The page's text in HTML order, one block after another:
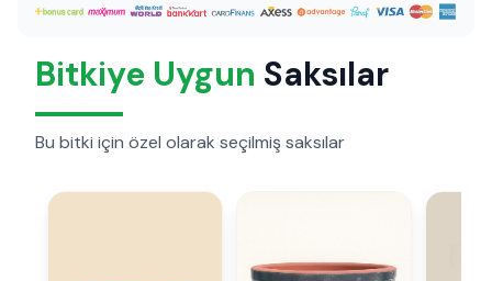
Bitkiye Uygun Saksılar
Bu bitki için özel olarak seçilmiş saksılar